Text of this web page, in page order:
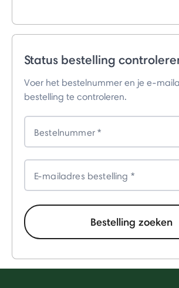
Status bestelling
Voer het bestelnummer en je e-
bestelling te controleren.
Bestelnummer
E-mailadres bestelling
Bestelling zoeken